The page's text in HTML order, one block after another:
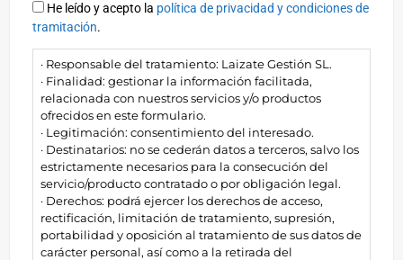
He leído y acepto la política de privacidad y condiciones de
tramitación.
· Responsable del tratamiento: Laizate Gestión SL.
· Finalidad: gestionar la información facilitada,
relacionada con nuestros servicios y/o productos
ofrecidos en este formulario.
· Legitimación: consentimiento del interesado.
· Destinatarios: no se cederán datos a terceros, salvo los
estrictamente necesarios para la consecución del
servicio/producto contratado o por obligación legal.
· Derechos: podrá ejercer los derechos de acceso,
rectificación, limitación de tratamiento, supresión,
portabilidad y oposición al tratamiento de sus datos de
carácter personal, así como a la retirada del